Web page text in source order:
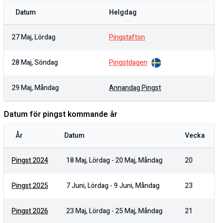
Datum Helgdag
27 Maj, Lördag Pingstafton
28 Maj, Söndag Pingstdagen
29 Maj, Måndag Annandag Pingst
Datum för pingst kommande år
År Datum Vecka
Pingst2024 18 Maj, Lördag-20 Maj, Måndag 20
Pingst2025 7 Juni, Lördag-9 Juni, Måndag 23
Pingst2026 23 Maj, Lördag-25 Maj, Måndag 21